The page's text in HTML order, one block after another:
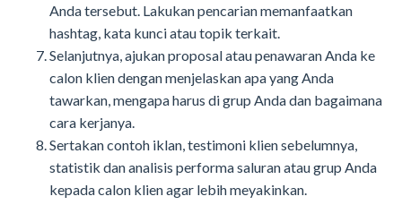
Anda tersebut. Lakukan pencarian memanfaatkan
hashtag, kata kunci atau topik terkait.
Selanjutnya, ajukan proposal atau penawaran Anda ke
calon klien dengan menjelaskan apa yang Anda
tawarkan, mengapa harus di grup Anda dan bagaimana
cara kerjanya.
Sertakan contoh iklan, testimoni klien sebelumnya,
statistik dan analisis performa saluran atau grup Anda
kepada calon klien agar lebih meyakinkan.